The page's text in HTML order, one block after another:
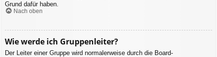
Grund dafür haben.
Nach oben
Wie werde ich Gruppenleiter?
Der Leiter einer Gruppe wird normalerweise durch die Board-